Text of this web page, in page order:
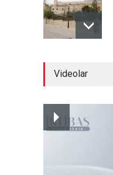
Videolar